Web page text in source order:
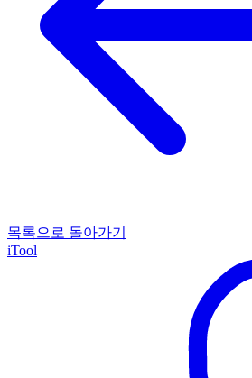
목록으로 돌아가기
iTool